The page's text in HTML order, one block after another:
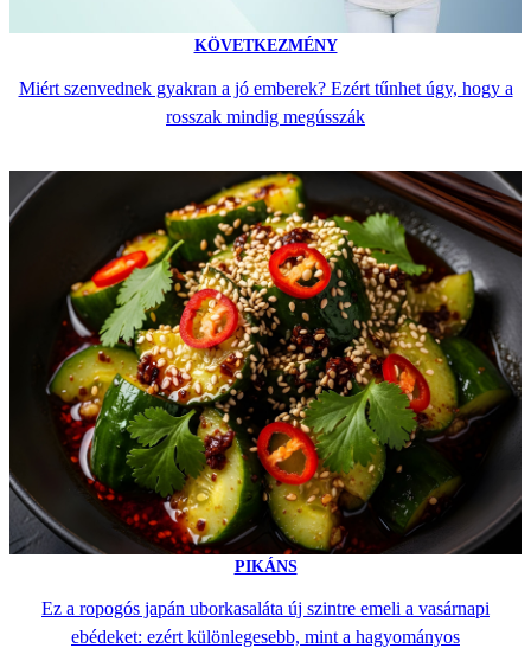
KÖVETKEZMÉNY
Miért szenvednek gyakran a jó emberek? Ezért tűnhet úgy, hogy a
rosszak mindig megússzák
PIKÁNS
Ez a ropogós japán uborkasaláta új szintre emeli a vasárnapi
ebédeket: ezért különlegesebb, mint a hagyományos